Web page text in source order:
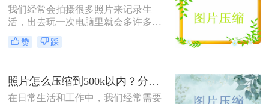
我们经常会拍摄很多照片来记录生
活，出去玩一次电脑里就会多许多旅
游照，而且不知道你们有没有储存好
看图片的习惯呢？这样下来我们电脑
软件将图片进行批量压缩，就可以缓
解电脑的内存压力，让它运行更加顺
赞 踩
照片怎么压缩到500k以内？分享三种实用方法！
在日常生活和工作中，我们经常需要